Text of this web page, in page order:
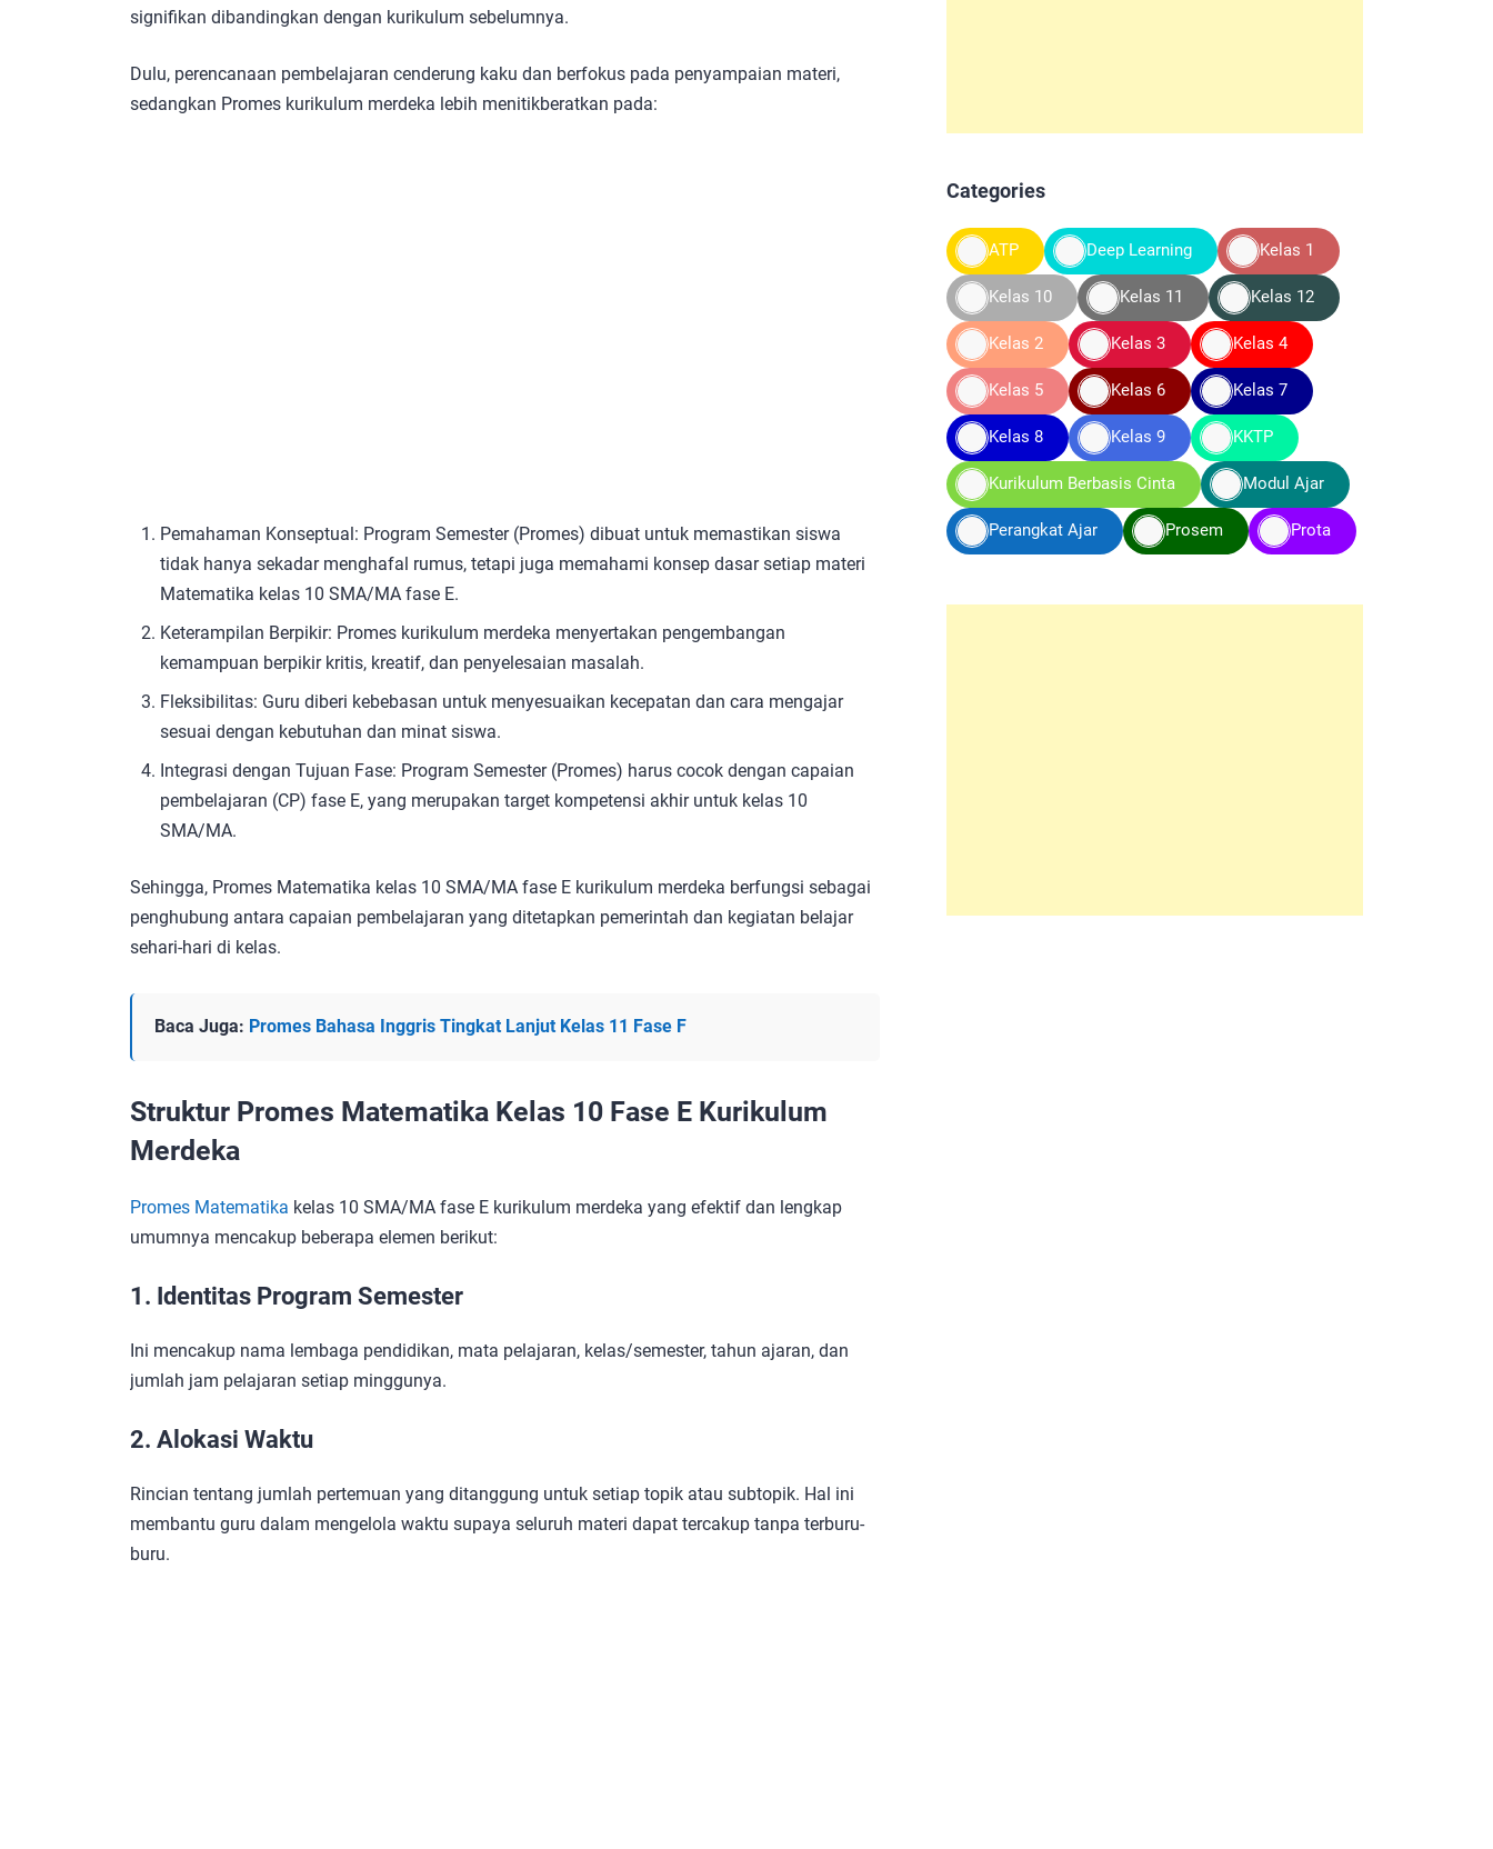
signifikan dibandingkan dengan kurikulum sebelumnya.
Dulu, perencanaan pembelajaran cenderung kaku dan berfokus pada penyampaian materi,
sedangkan Promes kurikulum merdeka lebih menitikberatkan pada:
Pemahaman Konseptual: Program Semester (Promes) dibuat untuk memastikan siswa
tidak hanya sekadar menghafal rumus, tetapi juga memahami konsep dasar setiap materi
Matematika kelas 10 SMA/MA fase E.
Keterampilan Berpikir: Promes kurikulum merdeka menyertakan pengembangan
kemampuan berpikir kritis, kreatif, dan penyelesaian masalah.
Fleksibilitas: Guru diberi kebebasan untuk menyesuaikan kecepatan dan cara mengajar
sesuai dengan kebutuhan dan minat siswa.
Integrasi dengan Tujuan Fase: Program Semester (Promes) harus cocok dengan capaian
pembelajaran (CP) fase E, yang merupakan target kompetensi akhir untuk kelas 10
SMA/MA.
Sehingga, Promes Matematika kelas 10 SMA/MA fase E kurikulum merdeka berfungsi sebagai
penghubung antara capaian pembelajaran yang ditetapkan pemerintah dan kegiatan belajar
sehari-hari di kelas.
Baca Juga: Promes Bahasa Inggris Tingkat Lanjut Kelas 11 Fase F
Struktur Promes Matematika Kelas 10 Fase E Kurikulum
Merdeka
Promes Matematika kelas 10 SMA/MA fase E kurikulum merdeka yang efektif dan lengkap
umumnya mencakup beberapa elemen berikut:
1. Identitas Program Semester
Ini mencakup nama lembaga pendidikan, mata pelajaran, kelas/semester, tahun ajaran, dan
jumlah jam pelajaran setiap minggunya.
2. Alokasi Waktu
Rincian tentang jumlah pertemuan yang ditanggung untuk setiap topik atau subtopik. Hal ini
membantu guru dalam mengelola waktu supaya seluruh materi dapat tercakup tanpa terburu-
buru.
Categories
ATP Deep Learning Kelas 1
Kelas 10 Kelas 11 Kelas 12
Kelas 2 Kelas 3 Kelas 4
Kelas 5 Kelas 6 Kelas 7
Kelas 8 Kelas 9 KKTP
Kurikulum Berbasis Cinta Modul Ajar
Perangkat Ajar Prosem Prota